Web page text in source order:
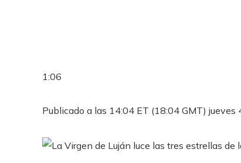
1:06
Publicado a las 14:04 ET (18:04 GMT) jueves